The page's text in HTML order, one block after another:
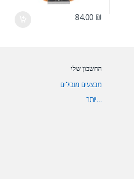
84.00 ₪
החשבון שלי
מבצעים מובילים
…יותר